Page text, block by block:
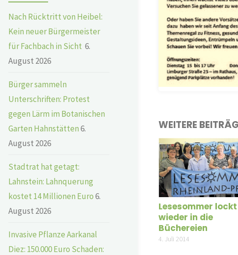
WEITERE
Lesesommer lockt
wieder in die
Büchereien
4. Juli 2014
Nach Rücktritt von Heibel:
Kein neuer Bürgermeister
für Fachbach in Sicht 6.
August 2026
Bürger sammeln
Unterschriften: Protest
gegen Lärm im Botanischen
Garten Hahnstätten6.
August 2026
Stadtrat hat getagt:
Lahnstein: Lahnquerung
kostet 14 Millionen Euro6.
August 2026
Invasive Pflanze Aarkanal
Diez: 150.000 Euro Schaden: